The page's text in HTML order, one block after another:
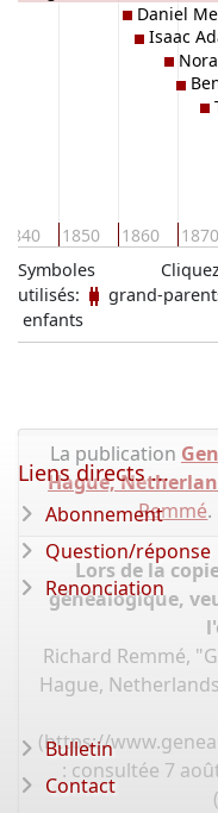
1840 1850 1860 1870
Daniel
Isaac
Symboles
utilisés:
grand-
enfants
La publication
Hague,
Remmé.
Lors de la
généalogique,
Richard Remmé,
Hague,
(https://
: consultée 7
Liens directs ...
Abonnement
Question/réponse
Renonciation
Bulletin
Contact